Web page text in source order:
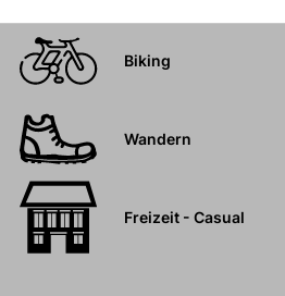
Biking
Wandern
Freizeit - Casual